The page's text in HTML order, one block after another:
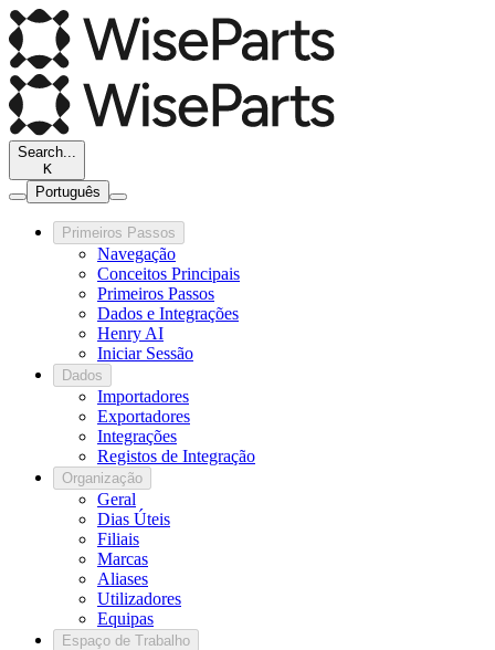
Search...
K
Português
Primeiros Passos
Navegação
Conceitos Principais
Primeiros Passos
Dados e Integrações
Henry AI
Iniciar Sessão
Dados
Importadores
Exportadores
Integrações
Registos de Integração
Organização
Geral
Dias Úteis
Filiais
Marcas
Aliases
Utilizadores
Equipas
Espaço de Trabalho